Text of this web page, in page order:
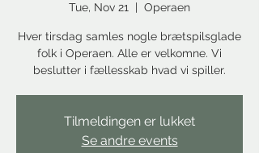
Tue, Nov 21
  |
Operaen
Hver tirsdag samles nogle brætspilsglade
folk i Operaen. Alle er velkomne. Vi
beslutter i fællesskab hvad vi spiller.
Tilmeldingen er lukket
Se andre events